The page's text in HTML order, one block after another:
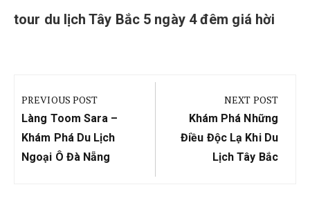
tour du lịch Tây Bắc 5 ngày 4 đêm giá hời
hướng
bài
viết
PREVIOUS POST
Previous
Post:
Làng Toom Sara –
Khám Phá Du Lịch
Ngoại Ô Đà Nẵng
NEXT POST
Next
Post:
Khám Phá Những
Điều Độc Lạ Khi Du
Lịch Tây Bắc